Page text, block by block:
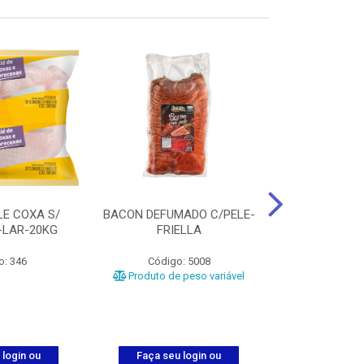
COXA S/
20KG
346
login ou
BACON DEFUMADO C/PELE-
FRIELLA
Código: 5008
Produto de peso variável
Faça seu login ou